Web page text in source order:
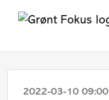
2022-03-10 09:00